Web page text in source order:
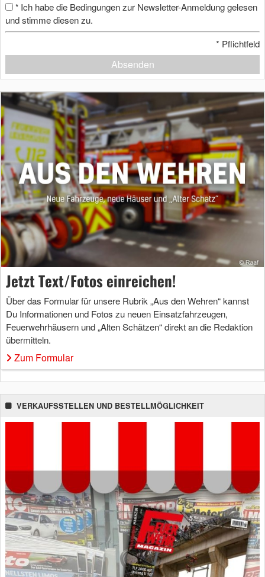
* Ich habe die Bedingungen zur Newsletter-Anmeldung gelesen
und stimme diesen zu.
* Pflichtfeld
Absenden
Jetzt Text/Fotos einreichen!
Über das Formular für unsere Rubrik „Aus den Wehren“ kannst
Du Informationen und Fotos zu neuen Einsatzfahrzeugen,
Feuerwehrhäusern und „Alten Schätzen“ direkt an die Redaktion
übermitteln.
Zum Formular
VERKAUFSSTELLEN UND BESTELLMÖGLICHKEIT